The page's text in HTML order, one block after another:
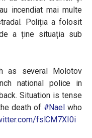
incendiat mai multe
Poliția a folosit
a ține situația sub
as several Molotov
national police in
Situation is tense
death of #Nael who
fslCM7XI0i